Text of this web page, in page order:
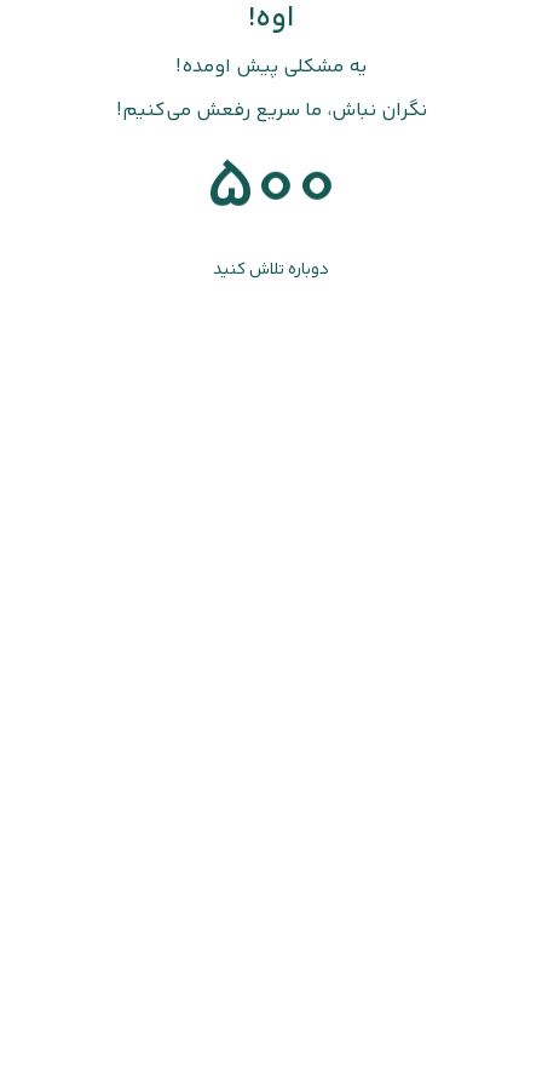
اوه!
یه مشکلی پیش اومده!
نگران نباش، ما سریع رفعش می‌کنیم!
500
دوباره تلاش کنید